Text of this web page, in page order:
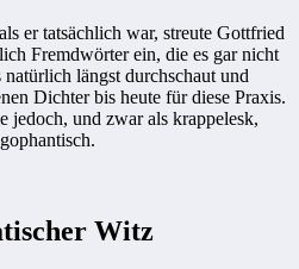
er tatsächlich war, streute Gottfried
Fremdwörter ein, die es gar nicht
längst durchschaut und
Dichter bis heute für diese Praxis.
jedoch, und zwar als krappelesk,
Witz